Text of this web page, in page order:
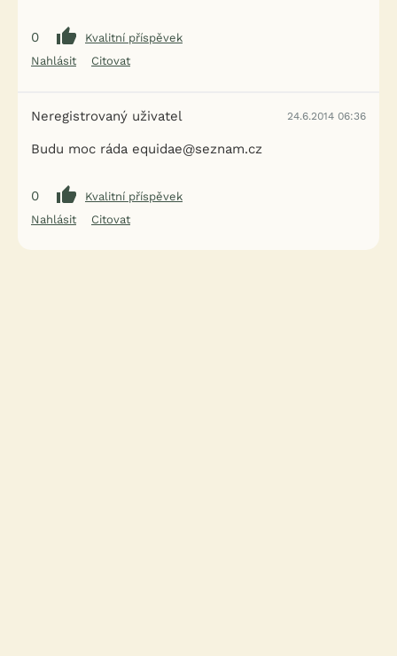
0
Kvalitní příspěvek
Nahlásit
Citovat
Neregistrovaný uživatel 24.6.2014 06:36
Budu moc ráda equidae@seznam.cz
0
Kvalitní příspěvek
Nahlásit
Citovat